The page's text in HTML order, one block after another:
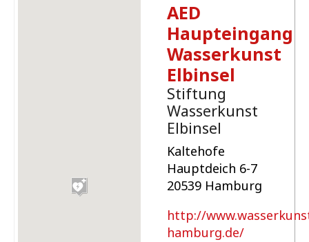
AED
Haupteingang
Wasserkunst
Elbinsel
Stiftung
Wasserkunst
Elbinsel
Kaltehofe
Hauptdeich 6-7
20539 Hamburg
http://
hamburg.de/